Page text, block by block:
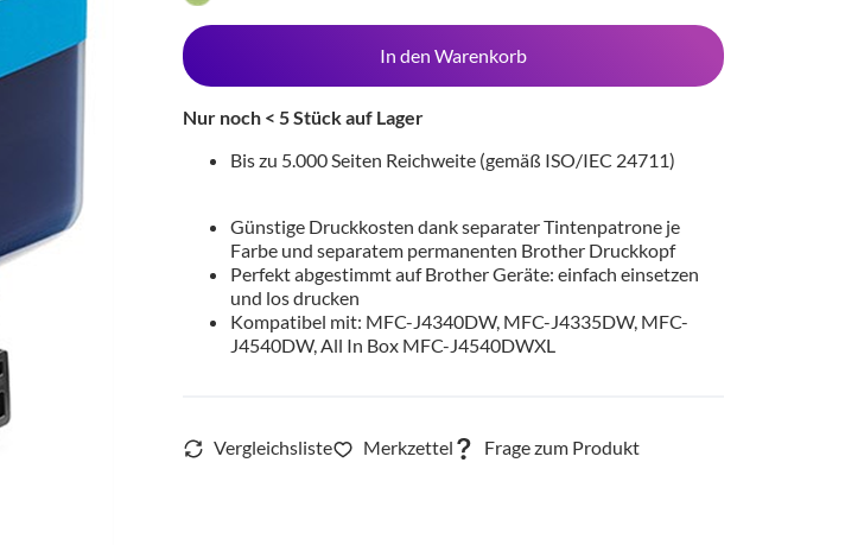
In den Warenkorb
Nur noch < 5 Stück auf Lager
Bis zu 5.000 Seiten Reichweite (gemäß ISO/IEC 24711)
Günstige Druckkosten dank separater Tintenpatrone je
Farbe und separatem permanenten Brother Druckkopf
Perfekt abgestimmt auf Brother Geräte: einfach einsetzen
und los drucken
Kompatibel mit: MFC-J4340DW, MFC-J4335DW, MFC-
J4540DW, All In Box MFC-J4540DWXL